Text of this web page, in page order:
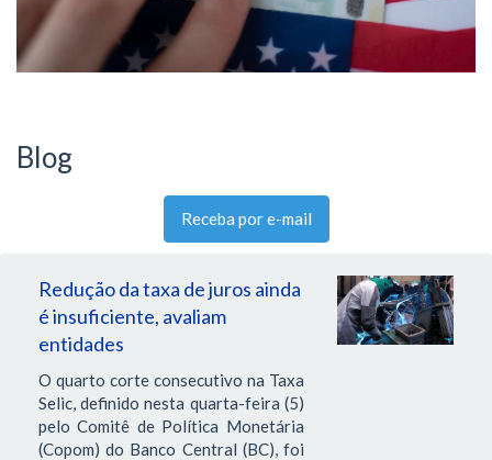
Blog
Receba por e-mail
Redução da taxa de juros ainda
é insuficiente, avaliam
entidades
O quarto corte consecutivo na Taxa
Selic, definido nesta quarta-feira (5)
pelo Comitê de Política Monetária
(Copom) do Banco Central (BC), foi